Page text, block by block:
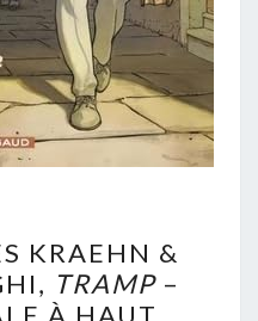
KRAEHN &
TRAMP –
À HAUT